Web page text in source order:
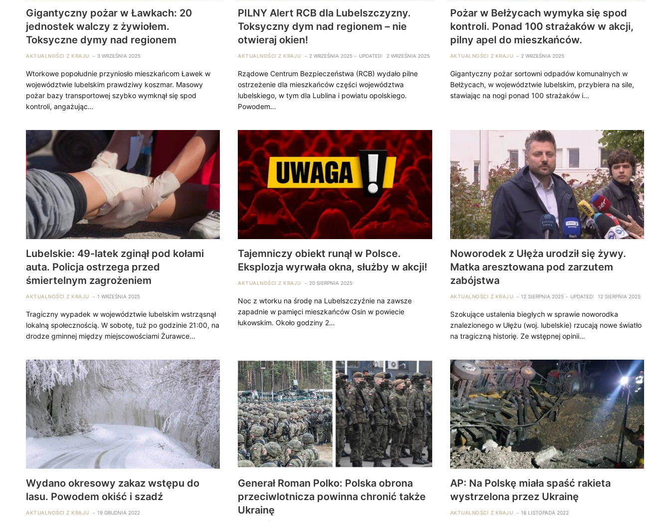
Gigantyczny pożar w Ławkach: 20
jednostek walczy z żywiołem.
Toksyczne dymy nad regionem
AKTUALNOŚCI Z KRAJU 3 WRZEŚNIA 2025
Wtorkowe popołudnie przyniosło mieszkańcom Ławek w
województwie lubelskim prawdziwy koszmar. Masowy
pożar bazy transportowej szybko wymknął się spod
kontroli, angażując…
PILNY Alert RCB dla Lubelszczyzny.
Toksyczny dym nad regionem – nie
otwieraj okien!
AKTUALNOŚCI Z KRAJU 2 WRZEŚNIA 2025 UPDATED: 2 WRZEŚNIA 2025
Rządowe Centrum Bezpieczeństwa (RCB) wydało pilne
ostrzeżenie dla mieszkańców części województwa
lubelskiego, w tym dla Lublina i powiatu opolskiego.
Powodem…
Pożar w Bełżycach wymyka się spod
kontroli. Ponad 100 strażaków w akcji,
pilny apel do mieszkańców.
AKTUALNOŚCI Z KRAJU 2 WRZEŚNIA 2025
Gigantyczny pożar sortowni odpadów komunalnych w
Bełżycach, w województwie lubelskim, przybiera na sile,
stawiając na nogi ponad 100 strażaków i…
Lubelskie: 49-latek zginął pod kołami
auta. Policja ostrzega przed
śmiertelnym zagrożeniem
AKTUALNOŚCI Z KRAJU 1 WRZEŚNIA 2025
Tragiczny wypadek w województwie lubelskim wstrząsnął
lokalną społecznością. W sobotę, tuż po godzinie 21:00, na
drodze gminnej między miejscowościami Żurawce…
Tajemniczy obiekt runął w Polsce.
Eksplozja wyrwała okna, służby w akcji!
AKTUALNOŚCI Z KRAJU 20 SIERPNIA 2025
Noc z wtorku na środę na Lubelszczyźnie na zawsze
zapadnie w pamięci mieszkańców Osin w powiecie
łukowskim. Około godziny 2…
Noworodek z Ułęża urodził się żywy.
Matka aresztowana pod zarzutem
zabójstwa
AKTUALNOŚCI Z KRAJU 12 SIERPNIA 2025 UPDATED: 12 SIERPNIA 2025
Szokujące ustalenia biegłych w sprawie noworodka
znalezionego w Ułężu (woj. lubelskie) rzucają nowe światło
na tragiczną historię. Ze wstępnej opinii…
Wydano okresowy zakaz wstępu do
lasu. Powodem okiść i szadź
AKTUALNOŚCI Z KRAJU 19 GRUDNIA 2022
Generał Roman Polko: Polska obrona
przeciwlotnicza powinna chronić także
Ukrainę
AP: Na Polskę miała spaść rakieta
wystrzelona przez Ukrainę
AKTUALNOŚCI Z KRAJU 16 LISTOPADA 2022